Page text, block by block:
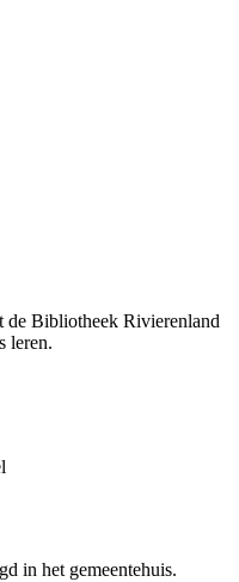
de Bibliotheek Rivierenland
leren.
in het gemeentehuis.